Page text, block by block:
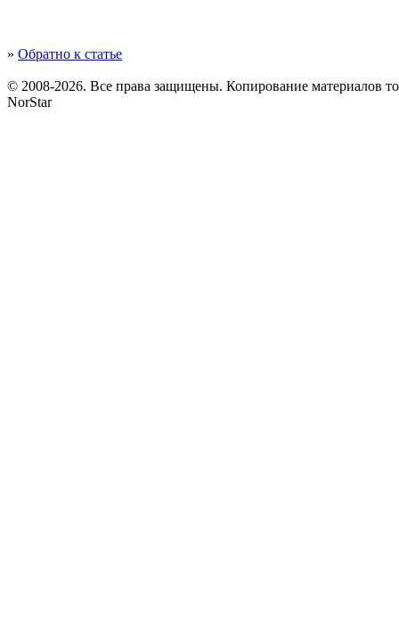
» Обратно к статье
© 2008-2026. Все права защищены. Копирование материалов
NorStar